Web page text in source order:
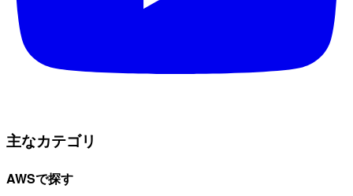
主なカテゴリ
AWSで探す